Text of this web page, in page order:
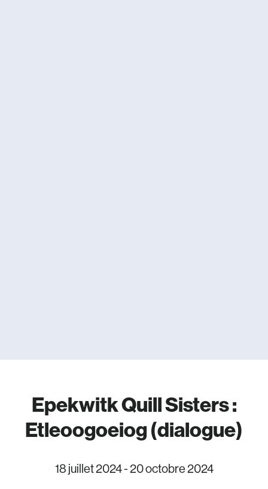
Epekwitk Quill Sisters :
Etleoogoeiog (dialogue)
18 juillet 2024-20 octobre 2024